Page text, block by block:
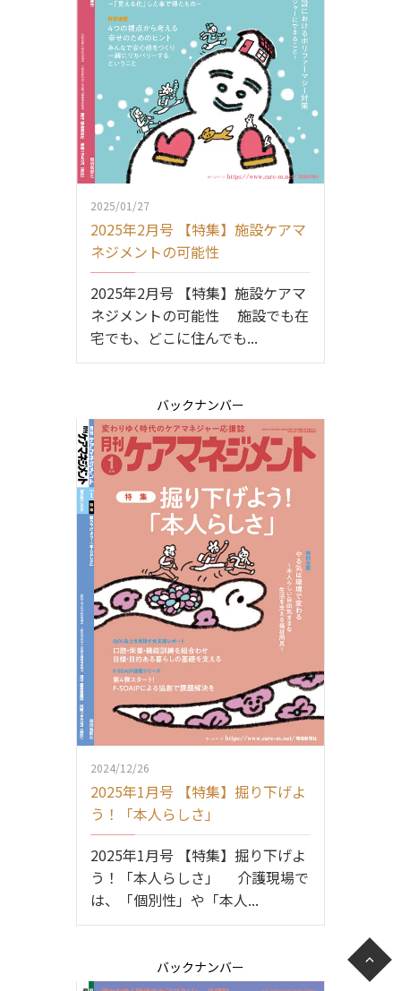
2025/01/27
2025年2月号 【特集】施設ケアマ
ネジメントの可能性
2025年2月号 【特集】施設ケアマ
ネジメントの可能性 施設でも在
宅でも、どこに住んでも...
バックナンバー
2024/12/26
2025年1月号 【特集】掘り下げよ
う！「本人らしさ」
2025年1月号 【特集】掘り下げよ
う！「本人らしさ」 介護現場で
は、「個別性」や「本人...
バックナンバー